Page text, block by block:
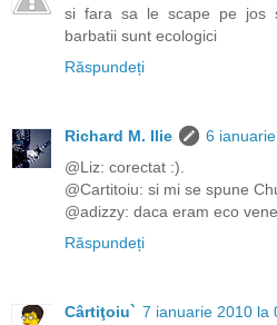
si fara sa le scape pe jos
barbatii sunt ecologici
Răspundeți
Richard M. Ilie
6
@Liz: corectat :).
@Cartitoiu: si mi se spune
@adizzy: daca eram eco
Răspundeți
Cârtiţoiu` 7 ianuarie 2010 la